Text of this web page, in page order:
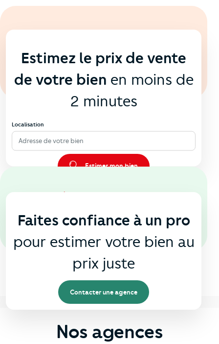
Estimez le prix de vente
de votre bien en moins de
2 minutes
Localisation
Adresse de votre bien
Estimer mon bien
En agence
Faites confiance à un pro
pour estimer votre bien au
prix juste
Contacter une agence
Nos agences